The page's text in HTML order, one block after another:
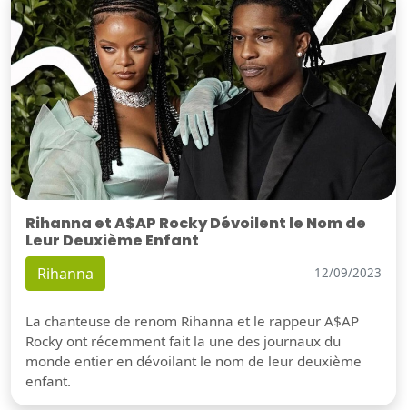
Rihanna et A$AP Rocky Dévoilent le Nom de
Leur Deuxième Enfant
Rihanna 12/09/2023
La chanteuse de renom Rihanna et le rappeur A$AP
Rocky ont récemment fait la une des journaux du
monde entier en dévoilant le nom de leur deuxième
enfant.